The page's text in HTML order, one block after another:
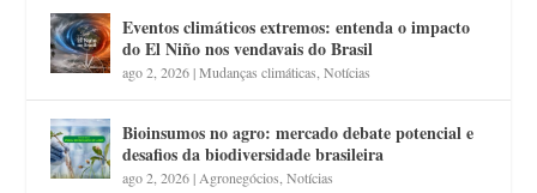
Eventos climáticos extremos: entenda o impacto
do El Niño nos vendavais do Brasil
ago 2, 2026|Mudanças climáticas ,Notícias
Bioinsumos no agro: mercado debate potencial e
desafios da biodiversidade brasileira
ago 2, 2026| Agronegócios ,Notícias